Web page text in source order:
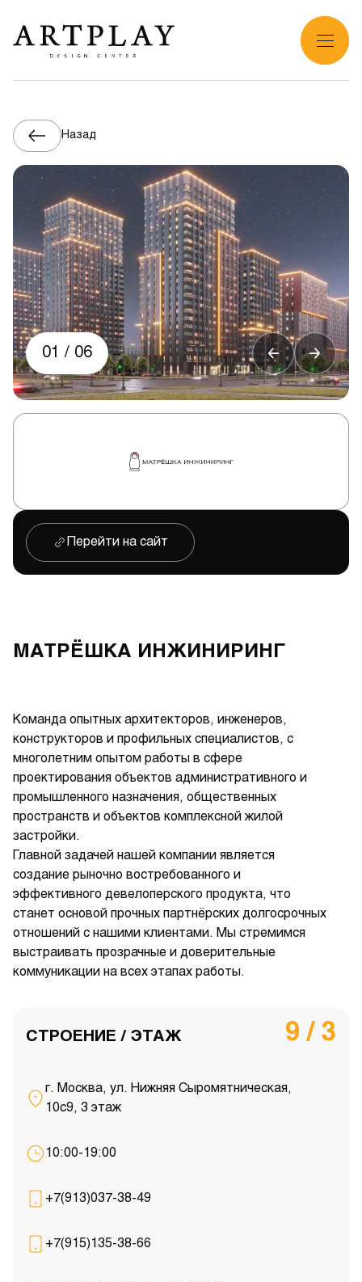
Назад
01 / 06
Перейти на сайт
МАТРЁШКА ИНЖИНИРИНГ
Команда опытных архитекторов, инженеров,
конструкторов и профильных специалистов, с
многолетним опытом работы в сфере
проектирования объектов административного и
промышленного назначения, общественных
пространств и объектов комплексной жилой
застройки.
Главной задачей нашей компании является
создание рыночно востребованного и
эффективного девелоперского продукта, что
станет основой прочных партнёрских долгосрочных
отношений с нашими клиентами. Мы стремимся
выстраивать прозрачные и доверительные
коммуникации на всех этапах работы.
СТРОЕНИЕ / ЭТАЖ 9 / 3
г. Москва, ул. Нижняя Сыромятническая,
10с9, 3 этаж
10:00-19:00
+7(913)037-38-49
+7(915)135-38-66